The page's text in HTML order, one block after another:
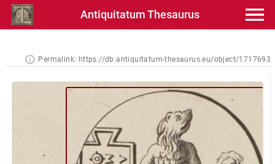
Antiquitatum Thesaurus
Permalink: https://db.antiquitatum-thesaurus.eu/object/1717693